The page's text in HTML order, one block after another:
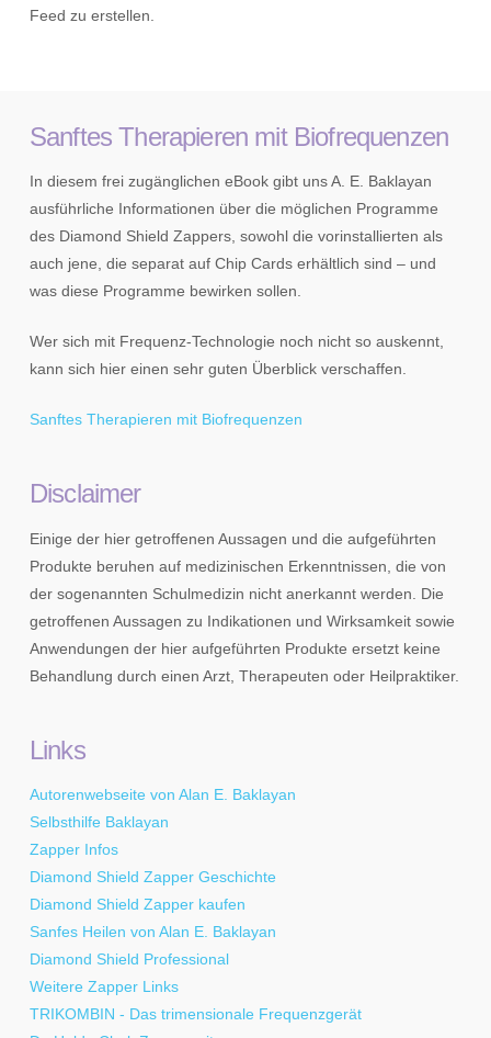
Feed zu erstellen.
Sanftes Therapieren mit Biofrequenzen
In diesem frei zugänglichen eBook gibt uns A. E. Baklayan
ausführliche Informationen über die möglichen Programme
des Diamond Shield Zappers, sowohl die vorinstallierten als
auch jene, die separat auf Chip Cards erhältlich sind – und
was diese Programme bewirken sollen.
Wer sich mit Frequenz-Technologie noch nicht so auskennt,
kann sich hier einen sehr guten Überblick verschaffen.
Sanftes Therapieren mit Biofrequenzen
Disclaimer
Einige der hier getroffenen Aussagen und die aufgeführten
Produkte beruhen auf medizinischen Erkenntnissen, die von
der sogenannten Schulmedizin nicht anerkannt werden. Die
getroffenen Aussagen zu Indikationen und Wirksamkeit sowie
Anwendungen der hier aufgeführten Produkte ersetzt keine
Behandlung durch einen Arzt, Therapeuten oder Heilpraktiker.
Links
Autorenwebseite von Alan E. Baklayan
Selbsthilfe Baklayan
Zapper Infos
Diamond Shield Zapper Geschichte
Diamond Shield Zapper kaufen
Sanfes Heilen von Alan E. Baklayan
Diamond Shield Professional
Weitere Zapper Links
TRIKOMBIN - Das trimensionale Frequenzgerät